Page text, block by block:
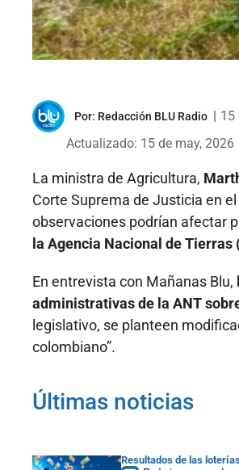
Por: Redacción BLU Radio
15
Actualizado: 15 de may, 2026
La ministra de Agricultura,
Corte Suprema de Justicia en
observaciones podrían afectar
la Agencia Nacional de Tierras
En entrevista con Mañanas Blu,
administrativas de la ANT
legislativo, se planteen
colombiano”.
Últimas noticias
Resultados de las